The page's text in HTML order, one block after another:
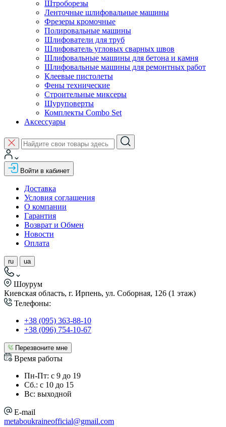
Штроборезы
Ленточные шлифовальные машины
Фрезеры кромочные
Полировальные машины
Шлифователи для труб
Шлифователь угловых сварных швов
Шлифовальные машины для бетона и камня
Шлифовальные машины для ремонтных работ
Клеевые пистолеты
Фены технические
Строительные миксеры
Шуруповерты
Комплекты Combo Set
Аксессуары
Войти в кабинет
Доставка
Условия соглашения
О компании
Гарантия
Возврат и Обмен
Новости
Оплата
ru ua
Шоурум
Киевская область, г. Ирпень, ул. Соборная, 126 (1 этаж)
Телефоны:
+38 (095) 363-88-10
+38 (096) 754-10-67
Перезвоните мне
Время работы
Пн-Пт: с 9 до 19
Сб.: с 10 до 15
Вс: выходной
E-mail
metaboukraineofficial@gmail.com